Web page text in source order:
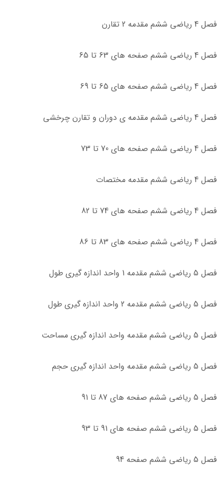
فصل 4 ریاضی ششم مقدمه 2 تقارن
فصل 4 ریاضی ششم صفحه های 63 تا 65
فصل 4 ریاضی ششم صفحه های 65 تا 69
فصل 4 ریاضی ششم مقدمه ی دوران و تقارن چرخشی
فصل 4 ریاضی ششم صفحه های 70 تا 73
فصل 4 ریاضی ششم مقدمه مختصات
فصل 4 ریاضی ششم صفحه های 74 تا 82
فصل 4 ریاضی ششم صفحه های 83 تا 86
فصل 5 ریاضی ششم مقدمه 1 واحد اندازه گیری طول
فصل 5 ریاضی ششم مقدمه 2 واحد اندازه گیری طول
فصل 5 ریاضی ششم مقدمه واحد اندازه گیری مساحت
فصل 5 ریاضی ششم مقدمه واحد اندازه گیری حجم
فصل 5 ریاضی ششم صفحه های 87 تا 91
فصل 5 ریاضی ششم صفحه های 91 تا 93
فصل 5 ریاضی ششم صفحه 94